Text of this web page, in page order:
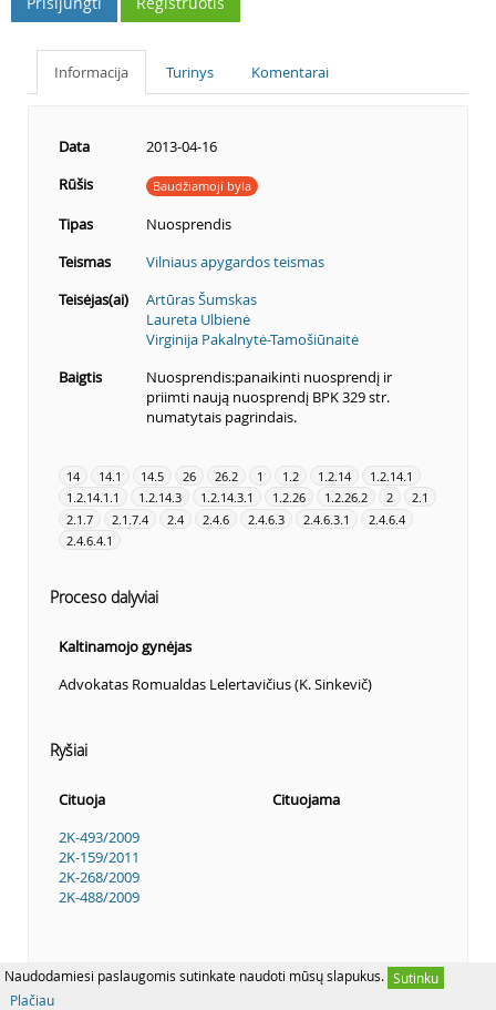
Naudodamiesi paslaugomis sutinkate naudoti mūsų slapukus. Sutinku
Plačiau
Informacija Turinys Komentarai
Data
2013-04-16
Rūšis
Baudžiamoji byla
Tipas
Nuosprendis
Teismas
Vilniaus apygardos teismas
Teisėjas(ai)
Artūras Šumskas
Laureta Ulbienė
Virginija Pakalnytė-Tamošiūnaitė
Baigtis
Nuosprendis:panaikinti nuosprendį ir
priimti naują nuosprendį BPK 329 str.
numatytais pagrindais.
14 14.1 14.5 26 26.2 1 1.2 1.2.14
1.2.14.1
1.2.14.1.1
1.2.14.3 1.2.14.3.1 1.2.26 1.2.26.2 2
2.1
2.1.7
2.1.7.4 2.4 2.4.6 2.4.6.3 2.4.6.3.1
2.4.6.4
2.4.6.4.1
Proceso dalyviai
Kaltinamojo gynėjas
Advokatas Romualdas Lelertavičius (K. Sinkevič)
Ryšiai
Cituoja
Cituojama
2K-493/2009
2K-159/2011
2K-268/2009
2K-488/2009